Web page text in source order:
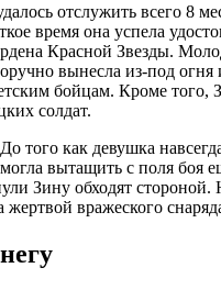
отслужить всего 8
время она успела
Красной Звезды.
вынесла из-под
бойцам. Кроме того,
солдат.
того как девушка
вытащить с поля боя
Зину обходят стороной.
жертвой вражеского